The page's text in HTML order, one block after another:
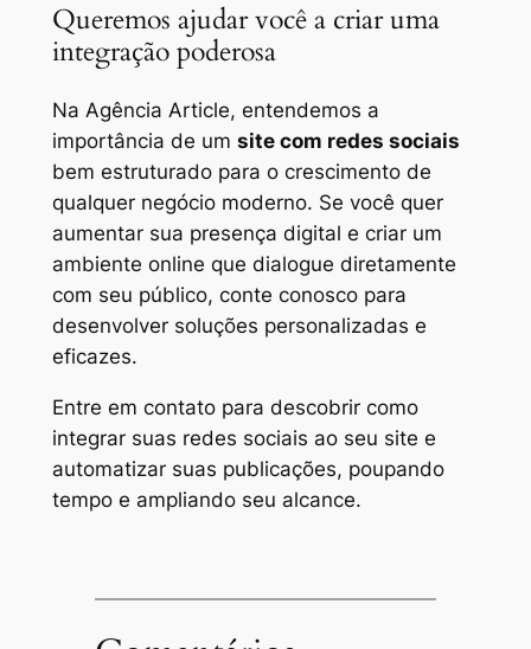
Queremos ajudar você a criar uma
integração poderosa
Na Agência Article, entendemos a
importância de um site com redes sociais
bem estruturado para o crescimento de
qualquer negócio moderno. Se você quer
aumentar sua presença digital e criar um
ambiente online que dialogue diretamente
com seu público, conte conosco para
desenvolver soluções personalizadas e
eficazes.
Entre em contato para descobrir como
integrar suas redes sociais ao seu site e
automatizar suas publicações, poupando
tempo e ampliando seu alcance.